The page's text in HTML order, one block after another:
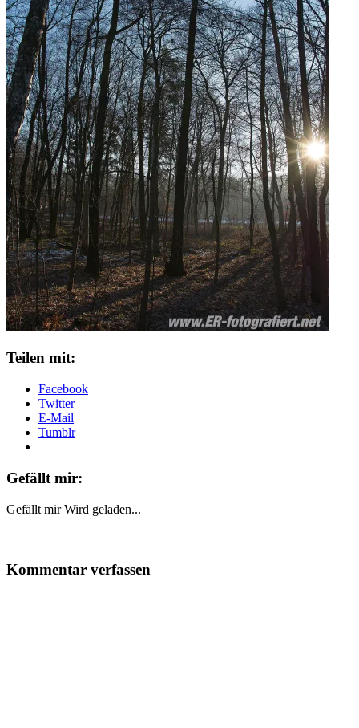
Teilen mit:
Facebook
Twitter
E-Mail
Tumblr
Gefällt mir:
Gefällt mir Wird geladen...
Kommentar verfassen